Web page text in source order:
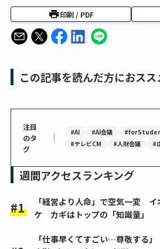
印刷 / PDF
この記事を読んだ方におス
注目
のタ
グ
｜ #AI #AI会議
#テレビCM
#人財会議 #
週間アクセスランキング
「経営より人命」で空気一変
ケ カギはトップの「知識量」
「仕事早くてすごい…尊敬する